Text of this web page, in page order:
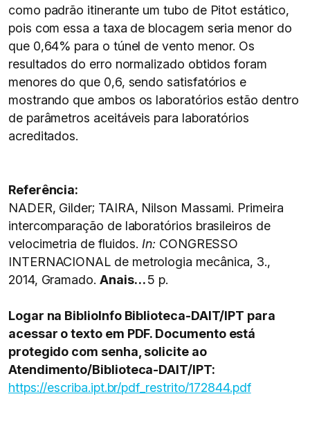
como padrão itinerante um tubo de Pitot estático,
pois com essa a taxa de blocagem seria menor do
que 0,64% para o túnel de vento menor. Os
resultados do erro normalizado obtidos foram
menores do que 0,6, sendo satisfatórios e
mostrando que ambos os laboratórios estão dentro
de parâmetros aceitáveis para laboratórios
acreditados.
Referência:
NADER, Gilder; TAIRA, Nilson Massami. Primeira
intercomparação de laboratórios brasileiros de
velocimetria de fluidos. In: CONGRESSO
INTERNACIONAL de metrologia mecânica, 3.,
2014, Gramado. Anais…5 p.
Logar na BiblioInfo Biblioteca-DAIT/IPT para
acessar o texto em PDF. Documento está
protegido com senha, solicite ao
Atendimento/Biblioteca-DAIT/IPT:
https://escriba.ipt.br/pdf_restrito/172844.pdf